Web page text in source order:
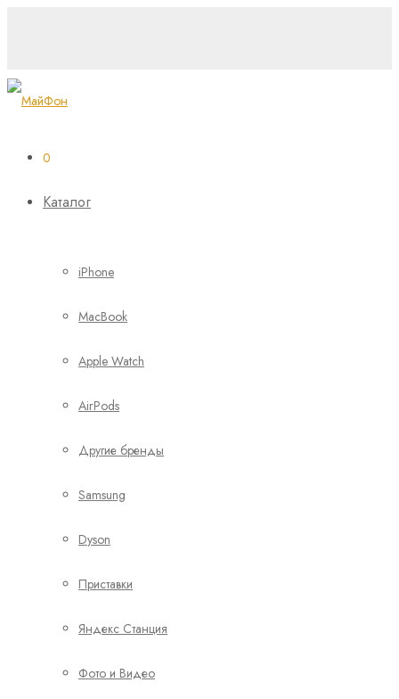
0
Каталог
iPhone
MacBook
Apple Watch
AirPods
Другие бренды
Samsung
Dyson
Приставки
Яндекс Станция
Фото и Видео